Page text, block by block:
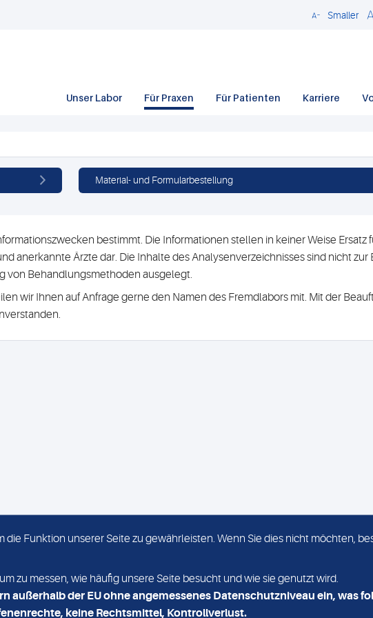
SchließenSmaller
Unser Labor Für Praxen Für Patienten Karriere
Material- und Formularbestellung
bestimmt. Die Informationen stellen in keiner Weise Ersatz
anerkannte Ärzte dar. Die Inhalte des Analysenverzeichnisses sind nicht zur
von Behandlungsmethoden ausgelegt.
wir Ihnen auf Anfrage gerne den Namen des Fremdlabors mit. Mit der
MVZ
Nord MLN
Funktion unserer Seite zu gewährleisten. Wenn Sie dies nicht möchten,
zu messen, wie häufig unsere Seite besucht und wie sie genutzt wird.
außerhalb der EU ohne angemessenes Datenschutzniveau ein, was
keine Rechtsmittel, Kontrollverlust.